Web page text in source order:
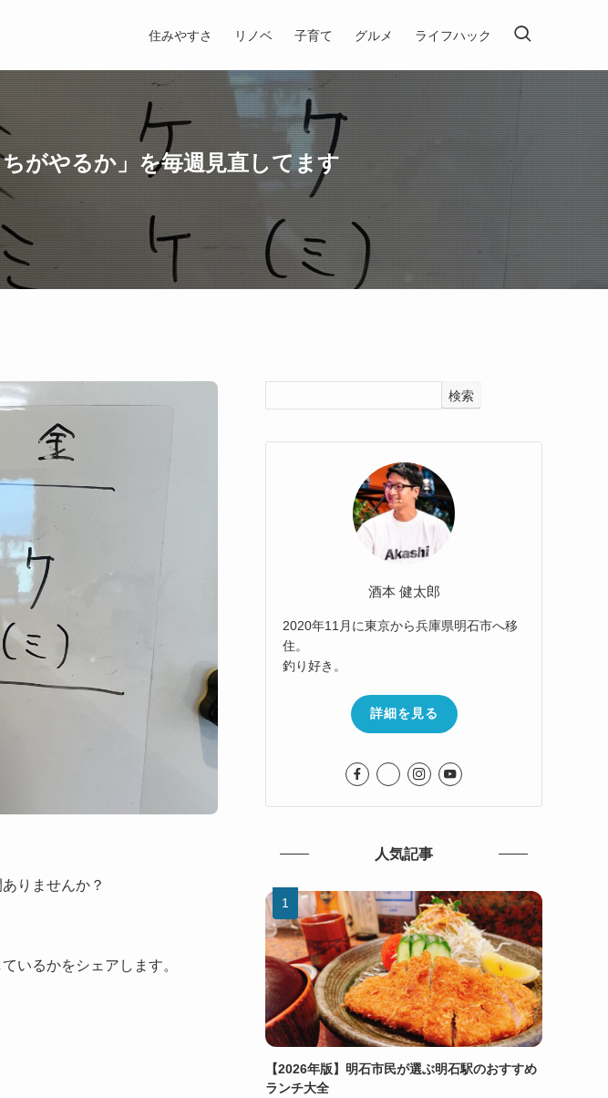
住みやすさ リノベ 子育て グルメ ライフハック
がやるか」を毎週見直してます
りませんか？
いるかをシェアします。
検索
酒本 健太郎
2020年11月に東京から兵庫県明石市へ移
住。
釣り好き。
詳細を見る
人気記事
【2026年版】明石市民が選ぶ明石駅のおすすめ
ランチ大全